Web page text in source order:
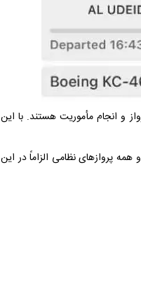
و انجام مأموریت هستند. با این
پروازهای نظامی الزاماً در این